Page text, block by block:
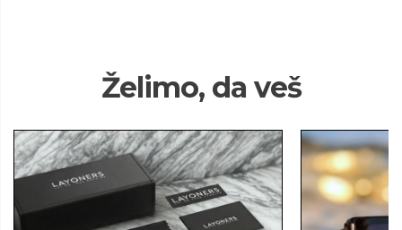
Želimo, da veš